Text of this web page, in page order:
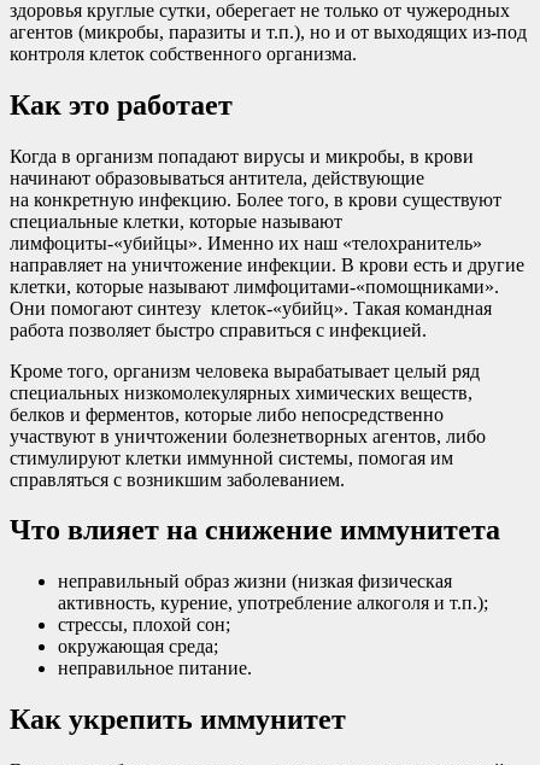
здоровья круглые сутки, оберегает не только от чужеродных
агентов (микробы, паразиты и т.п.), но и от выходящих из-под
контроля клеток собственного организма.
Как это работает
Когда в организм попадают вирусы и микробы, в крови
начинают образовываться антитела, действующие
на конкретную инфекцию. Более того, в крови существуют
специальные клетки, которые называют
лимфоциты-«убийцы». Именно их наш «телохранитель»
направляет на уничтожение инфекции. В крови есть и другие
клетки, которые называют лимфоцитами-«помощниками».
Они помогают синтезу клеток-«убийц». Такая командная
работа позволяет быстро справиться с инфекцией.
Кроме того, организм человека вырабатывает целый ряд
специальных низкомолекулярных химических веществ,
белков и ферментов, которые либо непосредственно
участвуют в уничтожении болезнетворных агентов, либо
стимулируют клетки иммунной системы, помогая им
справляться с возникшим заболеванием.
Что влияет на снижение иммунитета
неправильный образ жизни (низкая физическая
активность, курение, употребление алкоголя и т.п.);
стрессы, плохой сон;
окружающая среда;
неправильное питание.
Как укрепить иммунитет